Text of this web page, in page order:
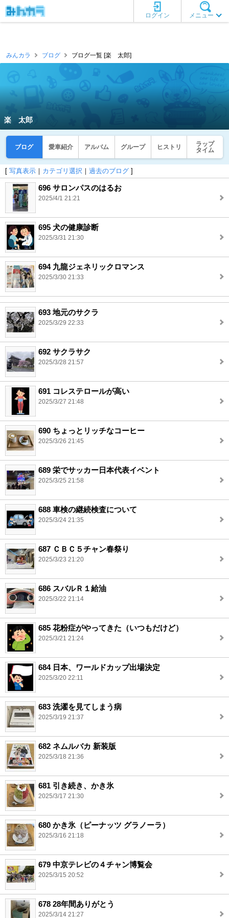
メニュー
ログイン
みんカラ ブログ ブログ一覧 [楽 太郎]
楽 太郎
ブログ 愛車紹介 アルバム グループ ヒストリ
ラップ
タイム
[ 写真表示 ｜ カテゴリ選択 ｜ 過去のブログ ]
696 サロンパスのはるお
2025/4/1 21:21
695 犬の健康診断
2025/3/31 21:30
694 九龍ジェネリックロマンス
2025/3/30 21:33
693 地元のサクラ
2025/3/29 22:33
692 サクラサク
2025/3/28 21:57
691 コレステロールが高い
2025/3/27 21:48
690 ちょっとリッチなコーヒー
2025/3/26 21:45
689 栄でサッカー日本代表イベント
2025/3/25 21:58
688 車検の継続検査について
2025/3/24 21:35
687 ＣＢＣ５チャン春祭り
2025/3/23 21:20
686 スバルＲ１給油
2025/3/22 21:14
685 花粉症がやってきた（いつもだけど）
2025/3/21 21:24
684 日本、ワールドカップ出場決定
2025/3/20 22:11
683 洗濯を見てしまう病
2025/3/19 21:37
682 ネムルバカ 新装版
2025/3/18 21:36
681 引き続き、かき氷
2025/3/17 21:30
680 かき氷（ピーナッツ グラノーラ）
2025/3/16 21:18
679 中京テレビの４チャン博覧会
2025/3/15 20:52
678 28年間ありがとう
2025/3/14 21:27